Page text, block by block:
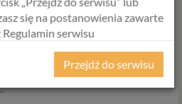
Nie zawsze będzie takie
i nie wiesz, dlaczego – nie
się na postanowienia zawarte
serwisu
Prywatności.
Przejdź do serwisu